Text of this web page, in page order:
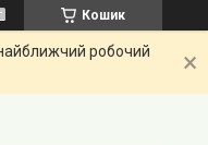
Кошик
робочий